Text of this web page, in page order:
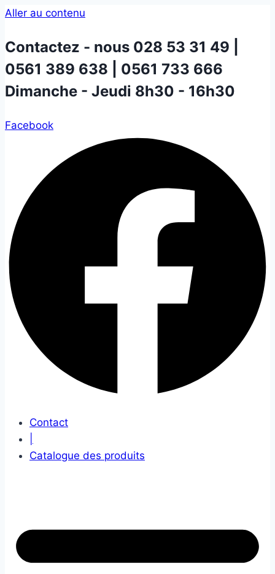
Aller au contenu
Contactez - nous 028 53 31 49 |
0561 389 638 | 0561 733 666
Dimanche - Jeudi 8h30 - 16h30
Facebook
Contact
Catalogue des produits